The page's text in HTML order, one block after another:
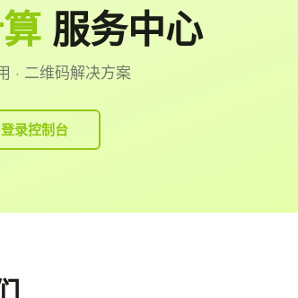
服务中心
· 二维码解决方案
登录控制台